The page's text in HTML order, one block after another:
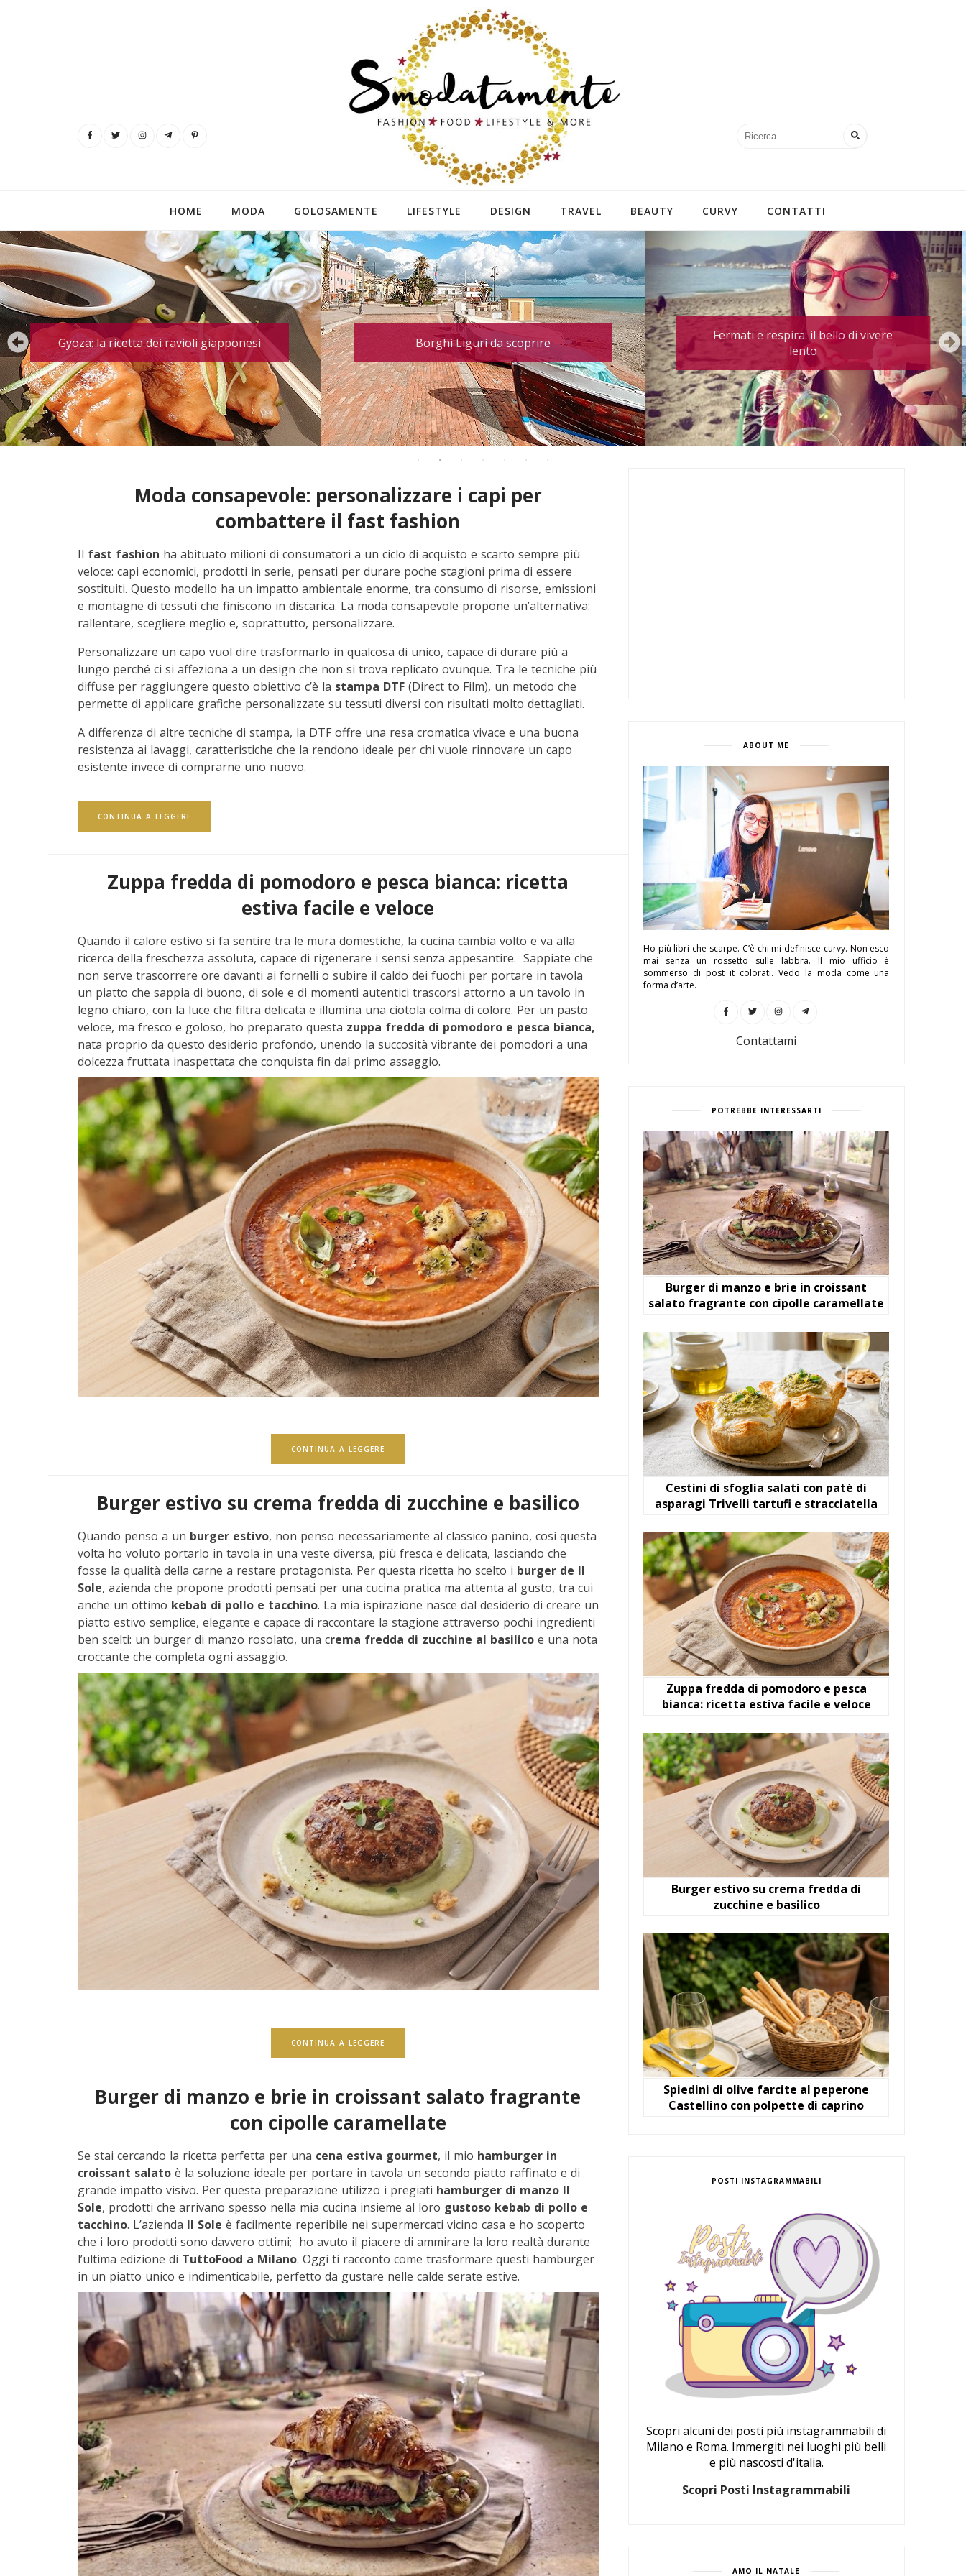
HOME MODA GOLOSAMENTE LIFESTYLE DESIGN TRAVEL BEAUTY CURVY CONTATTI
Gyoza: la ricetta dei ravioli giapponesi Borghi Liguri da scoprire
Fermati e respira: il bello di vivere
lento
Moda consapevole: personalizzare i capi per
combattere il fast fashion
Il fast fashion ha abituato milioni di consumatori a un ciclo di acquisto e scarto sempre più
veloce: capi economici, prodotti in serie, pensati per durare poche stagioni prima di essere
sostituiti. Questo modello ha un impatto ambientale enorme, tra consumo di risorse, emissioni
e montagne di tessuti che finiscono in discarica. La moda consapevole propone un’alternativa:
rallentare, scegliere meglio e, soprattutto, personalizzare.
Personalizzare un capo vuol dire trasformarlo in qualcosa di unico, capace di durare più a
lungo perché ci si affeziona a un design che non si trova replicato ovunque. Tra le tecniche più
diffuse per raggiungere questo obiettivo c’è la stampa DTF(Direct to Film), un metodo che
permette di applicare grafiche personalizzate su tessuti diversi con risultati molto dettagliati.
A differenza di altre tecniche di stampa, la DTF offre una resa cromatica vivace e una buona
resistenza ai lavaggi, caratteristiche che la rendono ideale per chi vuole rinnovare un capo
esistente invece di comprarne uno nuovo.
CONTINUA A LEGGERE
Zuppa fredda di pomodoro e pesca bianca: ricetta
estiva facile e veloce
Quando il calore estivo si fa sentire tra le mura domestiche, la cucina cambia volto e va alla
ricerca della freschezza assoluta, capace di rigenerare i sensi senza appesantire. Sappiate che
non serve trascorrere ore davanti ai fornelli o subire il caldo dei fuochi per portare in tavola
un piatto che sappia di buono, di sole e di momenti autentici trascorsi attorno a un tavolo in
legno chiaro, con la luce che filtra delicata e illumina una ciotola colma di colore. Per un pasto
veloce, ma fresco e goloso, ho preparato questa zuppa fredda di pomodoro e pesca bianca,
nata proprio da questo desiderio profondo, unendo la succosità vibrante dei pomodori a una
dolcezza fruttata inaspettata che conquista fin dal primo assaggio.
CONTINUA A LEGGERE
Burger estivo su crema fredda di zucchine e basilico
Quando penso a un burger estivo, non penso necessariamente al classico panino, così questa
volta ho voluto portarlo in tavola in una veste diversa, più fresca e delicata, lasciando che
fosse la qualità della carne a restare protagonista. Per questa ricetta ho scelto i burger de Il
Sole, azienda che propone prodotti pensati per una cucina pratica ma attenta al gusto, tra cui
anche un ottimo kebab di pollo e tacchino. La mia ispirazione nasce dal desiderio di creare un
piatto estivo semplice, elegante e capace di raccontare la stagione attraverso pochi ingredienti
ben scelti: un burger di manzo rosolato, una crema fredda di zucchine al basilicoe una nota
croccante che completa ogni assaggio.
CONTINUA A LEGGERE
Burger di manzo e brie in croissant salato fragrante
con cipolle caramellate
Se stai cercando la ricetta perfetta per una cena estiva gourmet, il mio hamburger in
croissant salatoè la soluzione ideale per portare in tavola un secondo piatto raffinato e di
grande impatto visivo. Per questa preparazione utilizzo i pregiati hamburger di manzo Il
Sole, prodotti che arrivano spesso nella mia cucina insieme al loro gustoso kebab di pollo e
tacchino. L’azienda Il Sole è facilmente reperibile nei supermercati vicino casa e ho scoperto
che i loro prodotti sono davvero ottimi; ho avuto il piacere di ammirare la loro realtà durante
l’ultima edizione di TuttoFood a Milano. Oggi ti racconto come trasformare questi hamburger
in un piatto unico e indimenticabile, perfetto da gustare nelle calde serate estive.
ABOUT ME
Ho più libri che scarpe. C’è chi mi definisce curvy. Non esco
mai senza un rossetto sulle labbra. Il mio ufficio è
sommerso di post it colorati. Vedo la moda come una
forma d’arte.
Contattami
POTREBBE INTERESSARTI
Burger di manzo e brie in croissant
salato fragrante con cipolle caramellate
Cestini di sfoglia salati con patè di
asparagi Trivelli tartufi e stracciatella
Zuppa fredda di pomodoro e pesca
bianca: ricetta estiva facile e veloce
Burger estivo su crema fredda di
zucchine e basilico
Spiedini di olive farcite al peperone
Castellino con polpette di caprino
POSTI INSTAGRAMMABILI
Scopri alcuni dei posti più instagrammabili di
Milano e Roma. Immergiti nei luoghi più belli
e più nascosti d'italia.
Scopri Posti Instagrammabili
AMO IL NATALE